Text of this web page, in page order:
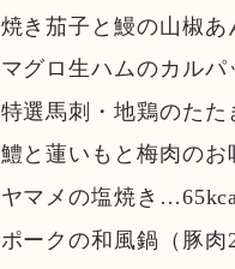
焼き茄子と鰻の山椒
マグロ生ハムのカル
特選馬刺・地鶏のた
鱧と蓮いもと梅肉の
ヤマメの塩焼き
ポークの和風鍋（豚